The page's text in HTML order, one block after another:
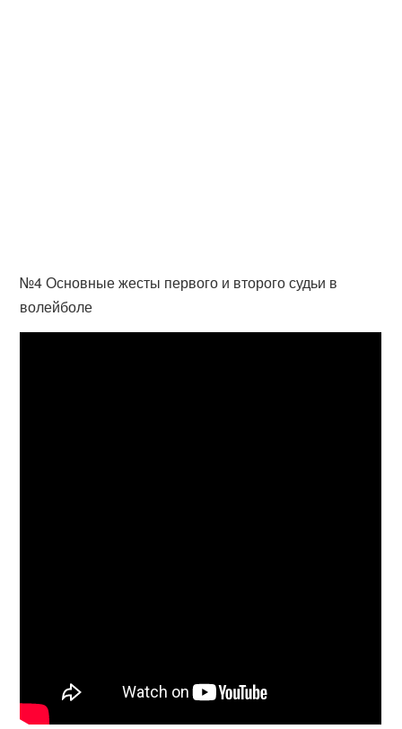
№4 Основные жесты первого и второго судьи в
волейболе